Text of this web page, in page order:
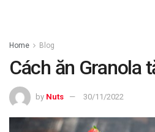
Home Blog
Cách ăn Granola
by Nuts 30/11/2022